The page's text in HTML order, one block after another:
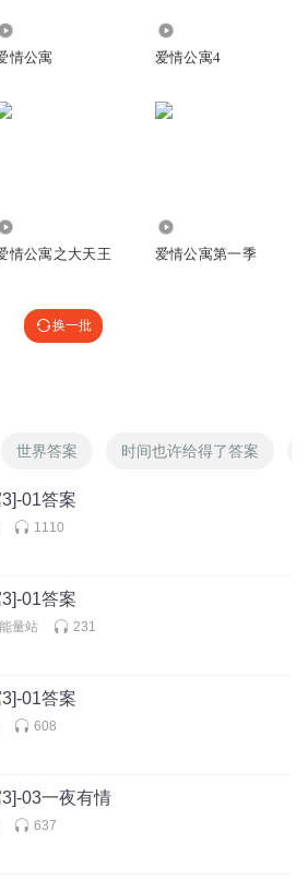
情公寓 爱情公寓4
情公寓之大天王 爱情公寓第一季
换一批
世界答案 时间也许给得了答案
01答案
1110
01答案
量站 231
01答案
608
03一夜有情
637